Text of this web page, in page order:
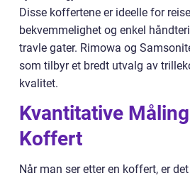
Disse koffertene er ideelle for
bekvemmelighet og enkel
travle gater. Rimowa og
som tilbyr et bredt utvalg av
kvalitet.
Kvantitative
Koffert
Når man ser etter en koffert, er